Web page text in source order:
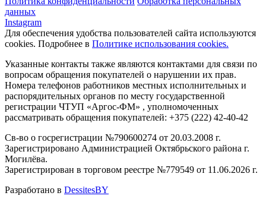
данных
Instagram
Для обеспечения удобства пользователей сайта используются
cookies. Подробнее в Политике использования cookies.
Указанные контакты также являются контактами для связи по
вопросам обращения покупателей о нарушении их прав.
Номера телефонов работников местных исполнительных и
распорядительных органов по месту государственной
регистрации ЧТУП «Аргос-ФМ» , уполномоченных
рассматривать обращения покупателей: +375 (222) 42-40-42
Св-во о госрегистрации №790600274 от 20.03.2008 г.
Зарегистрировано Администрацией Октябрьского района г.
Могилёва.
Зарегистрирован в торговом реестре №779549 от 11.06.2026 г.
Разработано в DessitesBY